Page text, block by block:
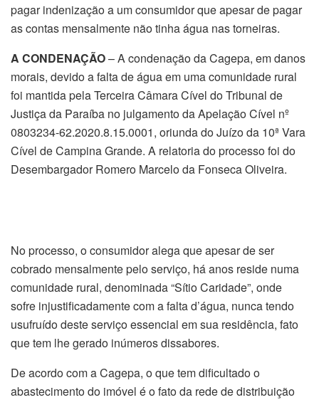
pagar indenização a um consumidor que apesar de pagar
as contas mensalmente não tinha água nas torneiras.
A CONDENAÇÃO– A condenação da Cagepa, em danos
morais, devido a falta de água em uma comunidade rural
foi mantida pela Terceira Câmara Cível do Tribunal de
Justiça da Paraíba no julgamento da Apelação Cível nº
0803234-62.2020.8.15.0001, oriunda do Juízo da 10ª Vara
Cível de Campina Grande. A relatoria do processo foi do
Desembargador Romero Marcelo da Fonseca Oliveira.
No processo, o consumidor alega que apesar de ser
cobrado mensalmente pelo serviço, há anos reside numa
comunidade rural, denominada “Sítio Caridade”, onde
sofre injustificadamente com a falta d’água, nunca tendo
usufruído deste serviço essencial em sua residência, fato
que tem lhe gerado inúmeros dissabores.
De acordo com a Cagepa, o que tem dificultado o
abastecimento do imóvel é o fato da rede de distribuição